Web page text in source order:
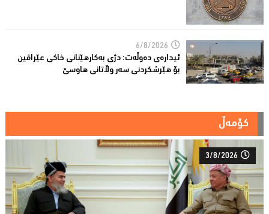
6/8/2026
ئیدارەى دەوڵەت: دژى بەکارهێنانى خاکی عێراقین
بۆ هێرشکردنى سەر وڵاتانی هاوسێ
کۆمەڵ
3/8/2026